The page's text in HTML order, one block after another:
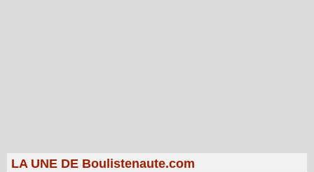
LA UNE DE Boulistenaute.com